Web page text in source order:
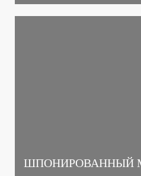
ШПОНИРОВАННЫЙ